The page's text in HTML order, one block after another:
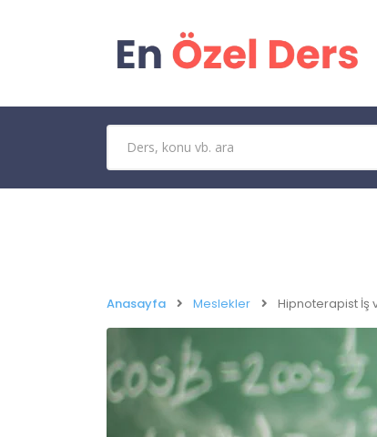
Anasayfa Meslekler Hipnoterapist İş